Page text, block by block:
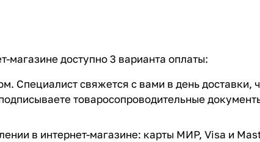
магазине доступно 3 варианта оплаты:
Специалист свяжется с вами в день доставки,
товаросопроводительные
в интернет-магазине: карты МИР, Visa и